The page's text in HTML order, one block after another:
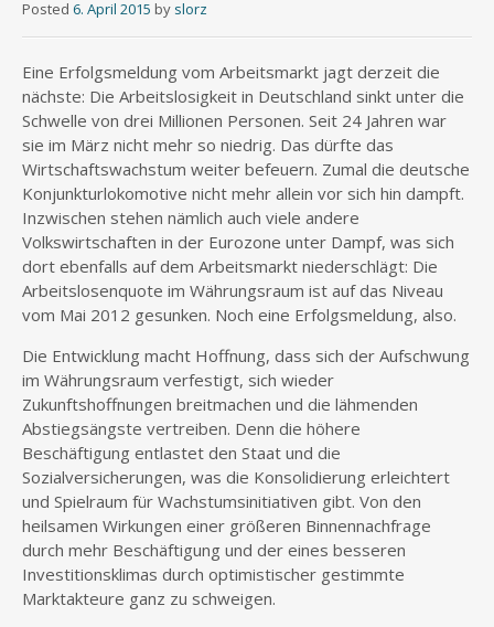
Posted 6. April 2015 by slorz
Eine Erfolgsmeldung vom Arbeitsmarkt jagt derzeit die
nächste: Die Arbeitslosigkeit in Deutschland sinkt unter die
Schwelle von drei Millionen Personen. Seit 24 Jahren war
sie im März nicht mehr so niedrig. Das dürfte das
Wirtschaftswachstum weiter befeuern. Zumal die deutsche
Konjunkturlokomotive nicht mehr allein vor sich hin dampft.
Inzwischen stehen nämlich auch viele andere
Volkswirtschaften in der Eurozone unter Dampf, was sich
dort ebenfalls auf dem Arbeitsmarkt niederschlägt: Die
Arbeitslosenquote im Währungsraum ist auf das Niveau
vom Mai 2012 gesunken. Noch eine Erfolgsmeldung, also.
Die Entwicklung macht Hoffnung, dass sich der Aufschwung
im Währungsraum verfestigt, sich wieder
Zukunftshoffnungen breitmachen und die lähmenden
Abstiegsängste vertreiben. Denn die höhere
Beschäftigung entlastet den Staat und die
Sozialversicherungen, was die Konsolidierung erleichtert
und Spielraum für Wachstumsinitiativen gibt. Von den
heilsamen Wirkungen einer größeren Binnennachfrage
durch mehr Beschäftigung und der eines besseren
Investitionsklimas durch optimistischer gestimmte
Marktakteure ganz zu schweigen.